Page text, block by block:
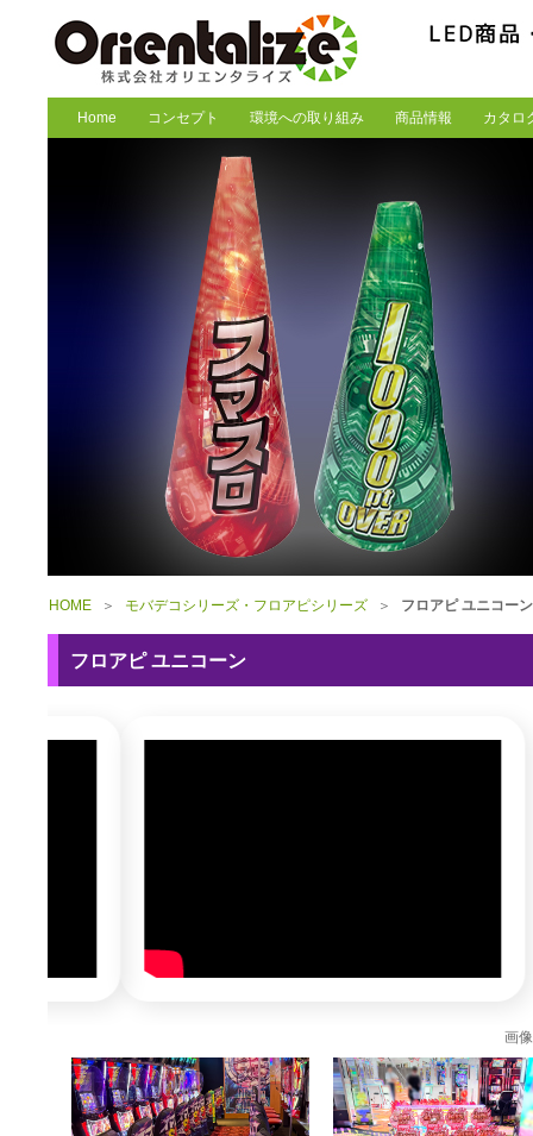
Home コンセプト 環境への取り組み 商品情報 カタロ
HOME ＞ モバデコシリーズ・フロアピシリーズ ＞ フロアピ ユニコーン
フロアピ ユニコーン
画